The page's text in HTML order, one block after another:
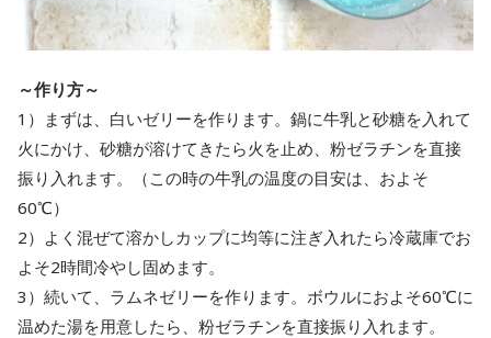
～作り方～
1）まずは、白いゼリーを作ります。鍋に牛乳と砂糖を入れて
火にかけ、砂糖が溶けてきたら火を止め、粉ゼラチンを直接
振り入れます。（この時の牛乳の温度の目安は、およそ
60℃）
2）よく混ぜて溶かしカップに均等に注ぎ入れたら冷蔵庫でお
よそ2時間冷やし固めます。
3）続いて、ラムネゼリーを作ります。ボウルにおよそ60℃に
温めた湯を用意したら、粉ゼラチンを直接振り入れます。